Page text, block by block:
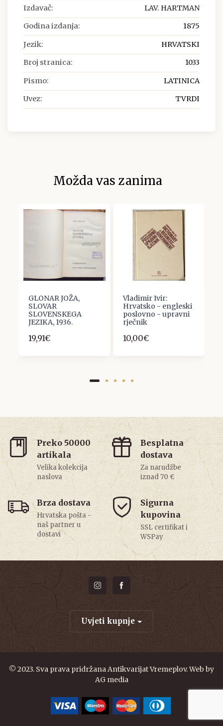
Izdavač: LAV. HARTMAN
Godina izdanja: 1875
Jezik: HRVATSKI
Broj stranica: 1033
Pismo: LATINICA
Uvez: TVRDI
Možda vas zanima
GLONAR JOŽA,
SLOVAR
SLOVENSKEGA
JEZIKA, 1936.
19,91€
Vladimir Ivir:
Hrvatsko - engleski
poslovno - upravni
rječnik
10,00€
Preko 50000
artikala
Velika kolekcija
naslova
Besplatna
dostava
Za narudžbe
iznad 70 €
Brza dostava
Hrvatska pošta -
naš partner u
dostavi
Sigurna
kupovina
SSL certifikat i
WSPay
Uvjeti kupnje
© 2023. Sva prava pridržana Antikvarijat Vremeplov. Web by
AG media